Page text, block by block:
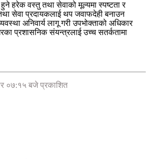
हरेक वस्तु तथा सेवाको मूल्यमा स्पष्टता र
तथा सेवा प्रदायकलाई थप जवाफदेही बनाउन
अनिवार्य लागू गरी उपभोक्ताको अधिकार
प्रशासनिक संयन्त्रलाई उच्च सतर्कतामा
०७:१५ बजे प्रकाशित